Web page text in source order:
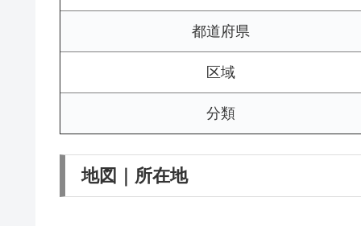
都道府県
区域
分類
地図｜所在地